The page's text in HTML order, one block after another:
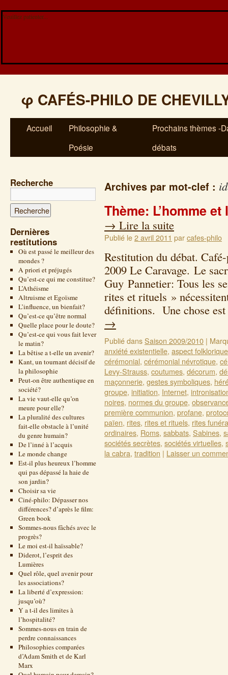
Veuillez patienter...
φ CAFÉS-PHILO DE
Accueil
Philosophie &
Poésie
Prochains thèmes -
débats
Recherche
Dernières
restitutions
Où est passé le meilleur des
mondes ?
A priori et préjugés
Qu’est-ce qui me constitue?
L’Athéisme
Altruisme et Egoïsme
L’influence, un bienfait?
Qu’est-ce qu’être normal
Quelle place pour le doute?
Qu’est-ce qui vous fait lever
le matin?
La bêtise a t-elle un avenir?
Kant, un tournant décisif de
la philosophie
Peut-on être authentique en
société?
La vie vaut-elle qu’on
meure pour elle?
La pluralité des cultures
fait-elle obstacle à l’unité
du genre humain?
De l’inné à l’acquis
Le monde change
Est-il plus heureux l’homme
qui pas dépassé la haie de
son jardin?
Choisir sa vie
Ciné-philo: Dépasser nos
différences? d’après le film:
Green book
Sommes-nous fâchés avec le
progrès?
Le moi est-il haïssable?
Diderot, l’esprit des
Lumières
Quel rôle, quel avenir pour
les associations?
La liberté d’expression:
jusqu’où?
Y a t-il des limites à
l’hospitalité?
Sommes-nous en train de
perdre connaissances
Philosophies comparées
d’Adam Smith et de Karl
Marx
Archives par mot-clef :
Thème: L’homme
→ Lire la suite
Publié le2 avril 2011 parcafes-philo
Restitution du débat.
2009 Le Caravage. Le
Guy Pannetier: Tous les
rites et rituels »
définitions. Une chose
→
Publié dansSaison 2009/2010 |
anxiété existentielle, aspect folklorique
cérémonial, cérémonial névrotique,
Levy-Strauss, coutumes, décorum,
maçonnerie, gestes symboliques,
groupe, initiation, Internet,
noires, normes du groupe,
première communion, profane,
païen, rites, rites et rituels, rites
ordinaires, Roms, sabbats, Sabines,
sociétés secrètes, sociétés virtuelles,
la cabra, tradition | Laisser un